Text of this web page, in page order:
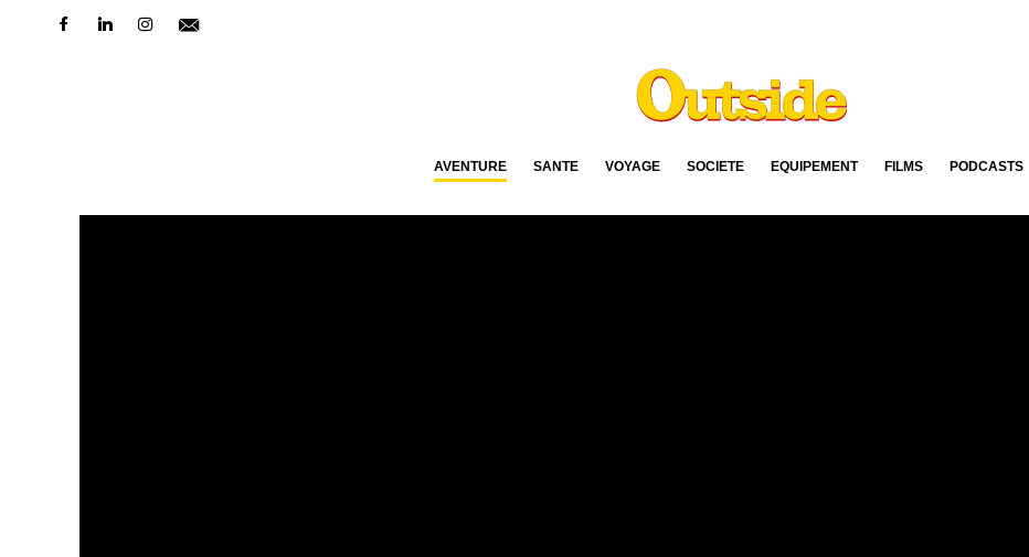
AVENTURE SANTÉ VOYAGE SOCIÉTÉ ÉQUIPEMENT FILMS PODCASTS